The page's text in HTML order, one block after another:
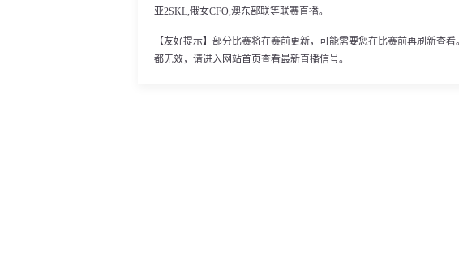
亚2SKL,俄女CFO,澳东部联等联赛直播。
【友好提示】部分比赛将在赛前更新，可能需要您在比赛前再刷新查
都无效，请进入网站首页查看最新直播信号。